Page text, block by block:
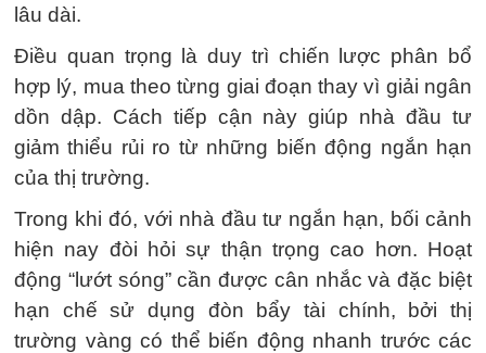
lâu dài.
Điều quan trọng là duy trì chiến lược phân bổ
hợp lý, mua theo từng giai đoạn thay vì giải ngân
dồn dập. Cách tiếp cận này giúp nhà đầu tư
giảm thiểu rủi ro từ những biến động ngắn hạn
của thị trường.
Trong khi đó, với nhà đầu tư ngắn hạn, bối cảnh
hiện nay đòi hỏi sự thận trọng cao hơn. Hoạt
động “lướt sóng” cần được cân nhắc và đặc biệt
hạn chế sử dụng đòn bẩy tài chính, bởi thị
trường vàng có thể biến động nhanh trước các